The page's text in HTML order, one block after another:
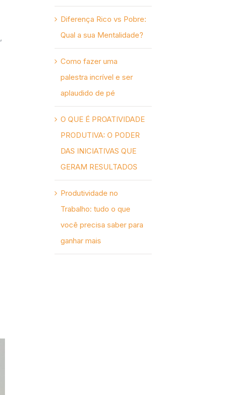
Diferença Rico vs Pobre:
Qual a sua Mentalidade?
Como fazer uma
palestra incrível e ser
aplaudido de pé
O QUE É PROATIVIDADE
PRODUTIVA: O PODER
DAS INICIATIVAS QUE
GERAM RESULTADOS
Produtividade no
Trabalho: tudo o que
você precisa saber para
ganhar mais